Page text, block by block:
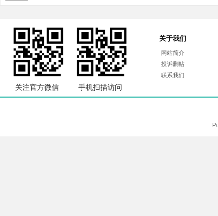
关注官方微信 手机扫描访问
关于我们
网站简介
投诉删帖
联系我们